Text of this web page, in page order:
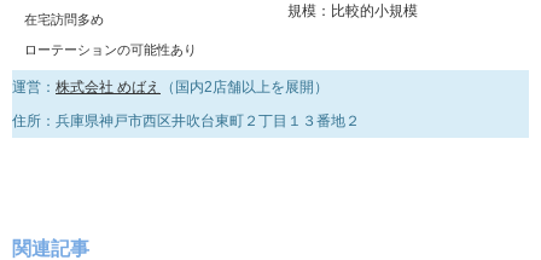
在宅訪問多め
ローテーションの可能性あり
規模：比較的小規模
運営： 株式会社 めばえ
（国内2店舗以上を展開）
住所：兵庫県神戸市西区井吹台東町２丁目１３番地２
関連記事